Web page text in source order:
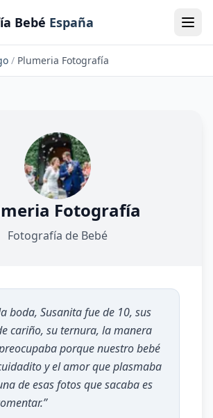
Bebé España
/ Plumeria Fotografía
Fotografía
Fotografía de Bebé
boda, Susanita fue de 10, sus
cariño, su ternura, la manera
porque nuestro bebé
y el amor que plasmaba
de esas fotos que sacaba es
”